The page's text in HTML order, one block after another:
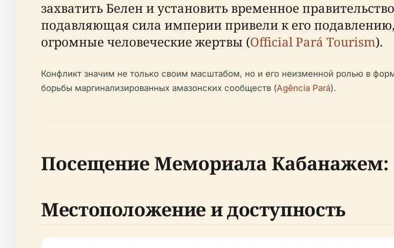
захватить Белен и установить временное
подавляющая сила империи привели к его
огромные человеческие жертвы (Official Pará Tourism).
Конфликт значим не только своим масштабом, но и его неизменной ролью в
борьбы маргинализированных амазонских сообществ (Agência Pará).
Посещение Мемориала
Местоположение и доступность